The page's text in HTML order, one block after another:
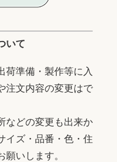
いて
荷準備・製作等に入
注文内容の変更はで
などの変更も出来か
イズ・品番・色・住
いします。